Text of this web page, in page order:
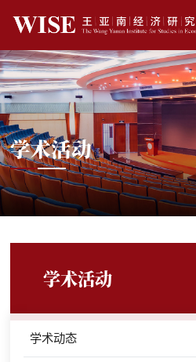
学术活动
学术活动
学术动态